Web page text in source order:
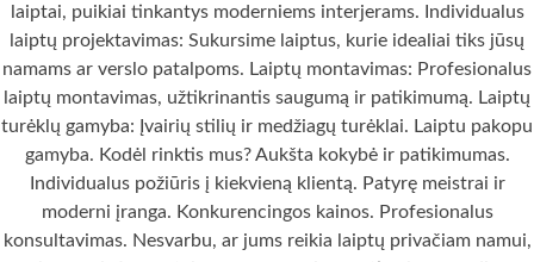
laiptai, puikiai tinkantys moderniems interjerams. Individualus
laiptų projektavimas: Sukursime laiptus, kurie idealiai tiks jūsų
namams ar verslo patalpoms. Laiptų montavimas: Profesionalus
laiptų montavimas, užtikrinantis saugumą ir patikimumą. Laiptų
turėklų gamyba: Įvairių stilių ir medžiagų turėklai. Laiptu pakopu
gamyba. Kodėl rinktis mus? Aukšta kokybė ir patikimumas.
Individualus požiūris į kiekvieną klientą. Patyrę meistrai ir
moderni įranga. Konkurencingos kainos. Profesionalus
konsultavimas. Nesvarbu, ar jums reikia laiptų privačiam namui,